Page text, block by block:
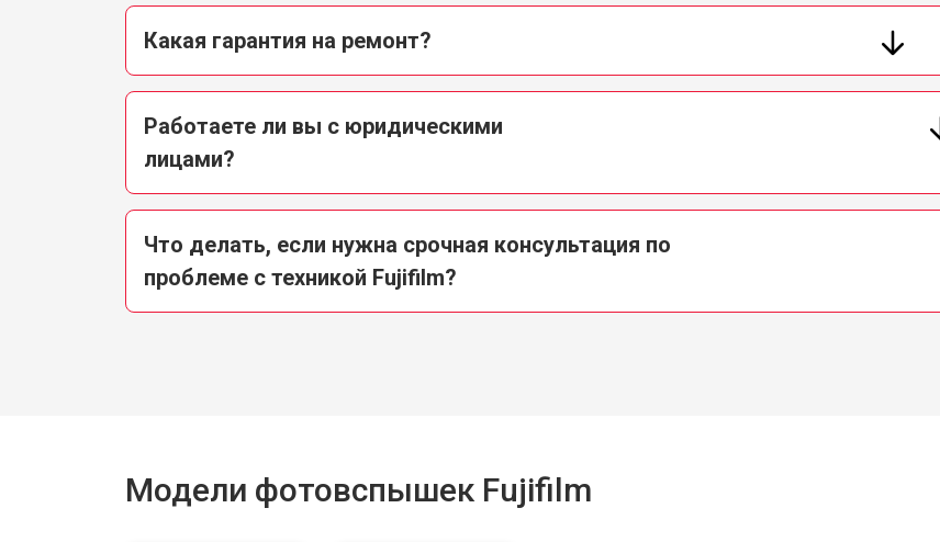
Какая гарантия на ремонт?
Работаете ли вы с юридическими
лицами?
Что делать, если нужна срочная консультация по
проблеме с техникой Fujifilm?
Модели фотовспышек Fujifilm